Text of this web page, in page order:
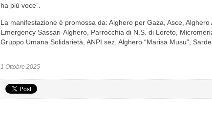
ha più voce”.
La manifestazione è promossa da: Alghero per Gaza, Asce, Alghero
Emergency Sassari-Alghero, Parrocchia di N.S. di Loreto,
Gruppo Umana Solidarietà, ANPI sez. Alghero “Marisa Musu”,
1 Ottobre 2025